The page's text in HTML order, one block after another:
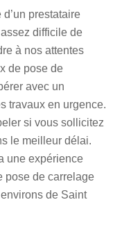
d’un prestataire
difficile de
à nos attentes
de pose de
avec un
travaux en urgence.
si vous sollicitez
le meilleur délai.
une expérience
pose de carrelage
de Saint